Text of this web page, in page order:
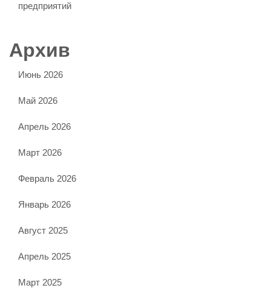
предприятий
Архив
Июнь 2026
Май 2026
Апрель 2026
Март 2026
Февраль 2026
Январь 2026
Август 2025
Апрель 2025
Март 2025